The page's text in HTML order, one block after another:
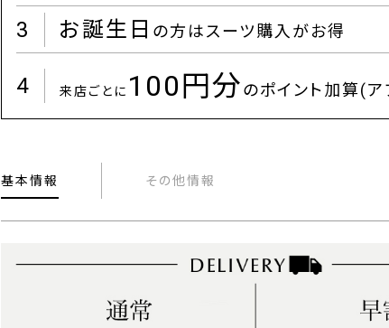
3 お誕生日 の方はスーツ購入がお得
4 来店ごとに 100円分のポイント加算(ア
基本情報 その他情報